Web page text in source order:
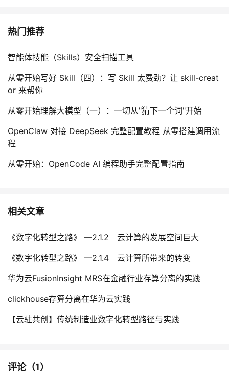
热门推荐
智能体技能（Skills）安全扫描工具
从零开始写好 Skill（四）：写 Skill 太费劲？让 skill-creat
or 来帮你
从零开始理解大模型（一）：一切从"猜下一个词"开始
OpenClaw 对接 DeepSeek 完整配置教程 从零搭建调用流
程
从零开始：OpenCode AI 编程助手完整配置指南
相关文章
《数字化转型之路》 —2.1.2 云计算的发展空间巨大
《数字化转型之路》 —2.1.4 云计算所带来的转变
华为云FusionInsight MRS在金融行业存算分离的实践
clickhouse存算分离在华为云实践
【云驻共创】传统制造业数字化转型路径与实践
评论（1）